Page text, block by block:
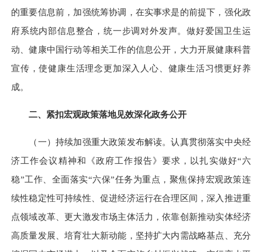
的重要信息前，加强统筹协调，在实事求是的前提下，强化政
府系统内部信息整合，统一步调对外发声。做好爱国卫生运
动、健康中国行动等相关工作的信息公开，大力开展健康科普
宣传，使健康生活理念更加深入人心、健康生活习惯更好养
成。
二、紧扣宏观政策落地见效深化政务公开
（一）持续加强重大政策发布解读。认真贯彻落实中央经
济工作会议精神和《政府工作报告》要求，以扎实做好“六
稳”工作、全面落实“六保”任务为重点，聚焦保持宏观政策连
续性稳定性可持续性、促进经济运行在合理区间，深入推进重
点领域改革、更大激发市场主体活力，依靠创新推动实体经济
高质量发展、培育壮大新动能，坚持扩大内需战略基点、充分